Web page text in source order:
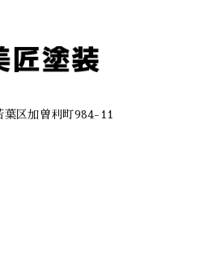
葉区加曽利町984-11